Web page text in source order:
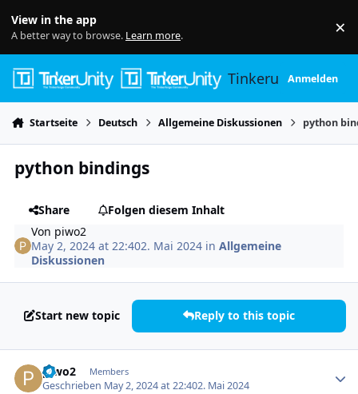
View in the app
A better way to browse. Learn more. ×
TinkerunityAnmelden
Startseite Deutsch Allgemeine Diskussionen python
python bindings
Share
Folgen diesem Inhalt
Von piwo2
May 2, 2024 at 22:402. Mai 2024 inAllgemeine
Diskussionen
Start new topic Reply to this topic
piwo2 Members
Geschrieben May 2, 2024 at 22:402. Mai 2024